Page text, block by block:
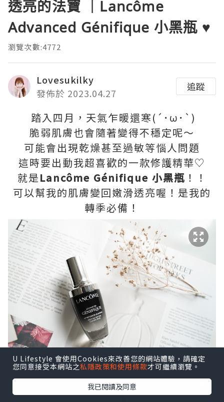
透亮的法寶 ｜Lancôme
Advanced Génifique 小黑瓶 ♥
瀏覽次數:4772
Lovesukilky
發佈於 2023.04.27
追蹤
踏入四月，天氣乍暖還寒(´･ω･`)
脆弱肌膚也會隨著變得不穩定呢～
可能會出現乾燥甚至過敏等惱人問題
這時要出動我超喜歡的一款修護精華♡
就是Lancôme Génifique 小黑瓶 ！！
可以幫我的肌膚變回嫩滑透亮喔！是我的
轉季必備！
U Lifestyle 會使用Cookies來改善您的網站體驗，請確定
您同意接受本網站之私隱政策和使用條款才可繼續瀏覽。
我已閱讀及同意